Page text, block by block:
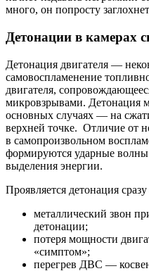
много, он попросту
Детонации в камерах
Детонация двигателя —
самовоспламенение
двигателя,
микровзрывами. Детонация
основных случаях — на
верхней точке. Отличие от
в самопроизвольном
формируются ударные волны
выделения энергии.
Проявляется детонация
металлический звон
детонации;
потеря мощности
«симптом»;
перегрев ДВС —